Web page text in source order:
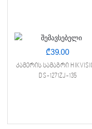
₾39.00
კამერის სამაგრი
DS-1271ZJ-135